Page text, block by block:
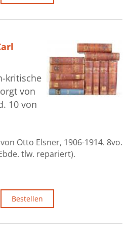
kritische
von
10 von
Otto Elsner, 1906-1914. 8vo.
tlw. repariert).
Bestellen